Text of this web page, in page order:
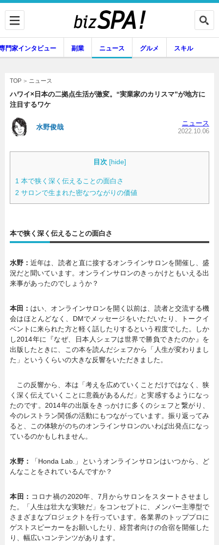
専門家インタビュー
暮らし
連載一覧
門家インタビュー 副業 ニュース グルメ スキル
TOP ニュース
ハワイ×日本の二拠点生活が激変。“実業家のカリスマ”が地方に
注目するワケ
水野俊哉 ニュース
2022.10.06
目次 [hide]
1 本で狭く深く伝えることの面白さ
2 サロンで生まれた密なつながりの価値
本で狭く深く伝えることの面白さ
水野：近年は、読者と直に接するオンラインサロンを開催し、盛
況だと聞いています。オンラインサロンのきっかけともいえる出
来事があったのでしょうか？
本田： はい、オンラインサロンを開く以前は、読者と交流する機
会はほとんどなく、DMでメッセージをいただいたり、トークイ
ベントに来られた方と軽く話したりするという程度でした。しか
し2014年に『なぜ、日本人シェフは世界で勝負できたのか』を
出版したときに、この本を読んだシェフから「人生が変わりまし
た」というくらいの大きな反響をいただきました。
この反響から、本は「考えを広めていくことだけではなく、狭
く深く伝えていくことに意義があるんだ」と実感するようになっ
たのです。2014年の出版をきっかけに多くのシェフと繋がり、
今のレストラン関係の活動にもつながっています。振り返ってみ
ると、この体験がのちのオンラインサロンのいわば出発点になっ
ているのかもしれません。
水野：
「Honda Lab.」というオンラインサロンはいつから、ど
んなことをされているんですか？
本田： コロナ禍の2020年、7月からサロンをスタートさせまし
た。「人生は壮大な実験だ」をコンセプトに、メンバー主導型で
さまざまなプロジェクトを行っています。各業界のトッププロに
ゲストスピーカーをお願いしたり、経営者向けの合宿を開催した
り、幅広いコンテンツがあります。